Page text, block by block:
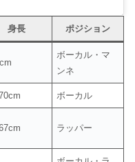
身長 ポジション
ボーカル・マ
ンネ
ボーカル
ラッパー